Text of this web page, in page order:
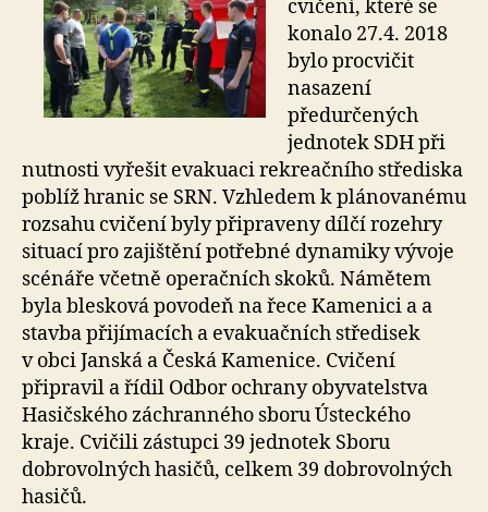
cvičení, které se
konalo 27.4. 2018
bylo procvičit
nasazení
předurčených
jednotek SDH při
nutnosti vyřešit evakuaci rekreačního střediska
poblíž hranic se SRN. Vzhledem k plánovanému
rozsahu cvičení byly připraveny dílčí rozehry
situací pro zajištění potřebné dynamiky vývoje
scénáře včetně operačních skoků. Námětem
byla blesková povodeň na řece Kamenici a a
stavba přijímacích a evakuačních středisek
v obci Janská a Česká Kamenice. Cvičení
připravil a řídil Odbor ochrany obyvatelstva
Hasičského záchranného sboru Ústeckého
kraje. Cvičili zástupci 39 jednotek Sboru
dobrovolných hasičů, celkem 39 dobrovolných
hasičů.